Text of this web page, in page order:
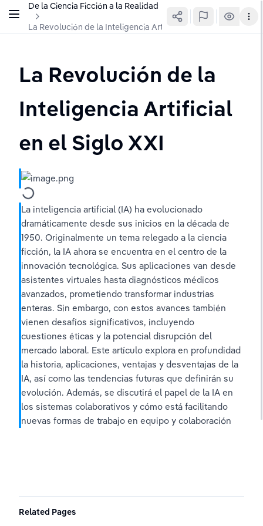
De la Ciencia Ficción a la Realidad
La Revolución de la Inteligencia Artificial en el Siglo XXI
La Revolución de la
Inteligencia Artificial
en el Siglo XXI
La inteligencia artificial (IA) ha evolucionado
dramáticamente desde sus inicios en la década de
1950. Originalmente un tema relegado a la ciencia
ficción, la IA ahora se encuentra en el centro de la
innovación tecnológica. Sus aplicaciones van desde
asistentes virtuales hasta diagnósticos médicos
avanzados, prometiendo transformar industrias
enteras. Sin embargo, con estos avances también
vienen desafíos significativos, incluyendo
cuestiones éticas y la potencial disrupción del
mercado laboral. Este artículo explora en profundidad
la historia, aplicaciones, ventajas y desventajas de la
IA, así como las tendencias futuras que definirán su
evolución. Además, se discutirá el papel de la IA en
los sistemas colaborativos y cómo está facilitando
nuevas formas de trabajo en equipo y colaboración
Related Pages